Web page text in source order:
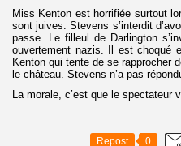
Miss Kenton est horrifiée surtout
sont juives. Stevens s’interdit
passe. Le filleul de Darlington
ouvertement nazis. Il est choqué
Kenton qui tente de se rapprocher
le château. Stevens n’a pas
La morale, c’est que le spectateur
Repost 0